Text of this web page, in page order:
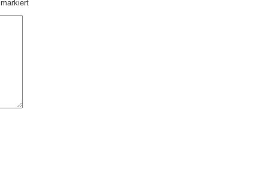
markiert